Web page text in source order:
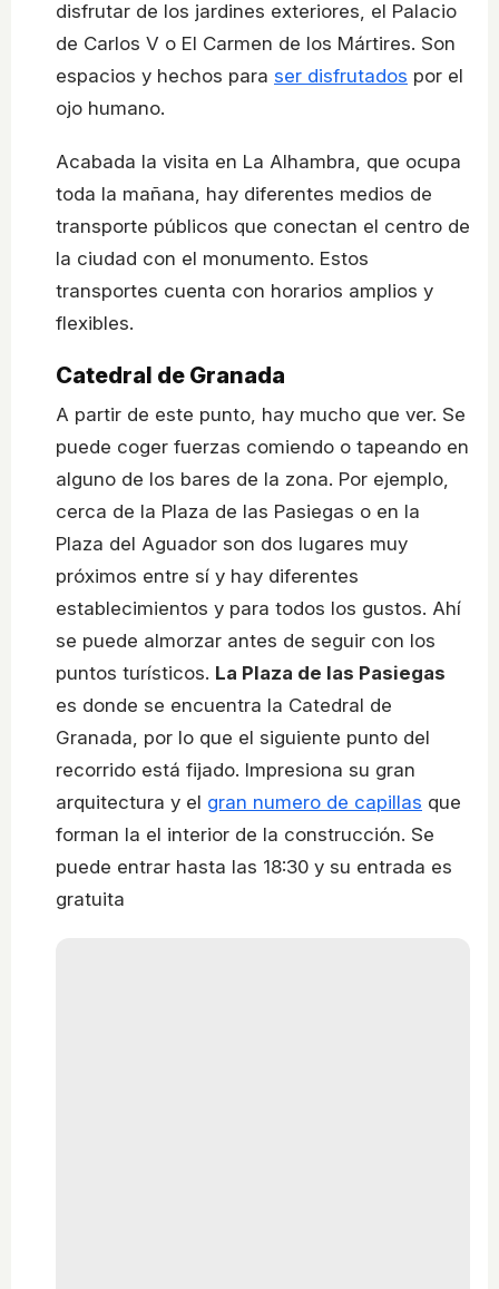
disfrutar de los jardines exteriores, el Palacio
de Carlos V o El Carmen de los Mártires. Son
espacios y hechos para ser disfrutados por el
ojo humano.
Acabada la visita en La Alhambra, que ocupa
toda la mañana, hay diferentes medios de
transporte públicos que conectan el centro de
la ciudad con el monumento. Estos
transportes cuenta con horarios amplios y
flexibles.
Catedral de Granada
A partir de este punto, hay mucho que ver. Se
puede coger fuerzas comiendo o tapeando en
alguno de los bares de la zona. Por ejemplo,
cerca de la Plaza de las Pasiegas o en la
Plaza del Aguador son dos lugares muy
próximos entre sí y hay diferentes
establecimientos y para todos los gustos. Ahí
se puede almorzar antes de seguir con los
puntos turísticos. La Plaza de las Pasiegas
es donde se encuentra la Catedral de
Granada, por lo que el siguiente punto del
recorrido está fijado. Impresiona su gran
arquitectura y el gran numero de capillas que
forman la el interior de la construcción. Se
puede entrar hasta las 18:30 y su entrada es
gratuita